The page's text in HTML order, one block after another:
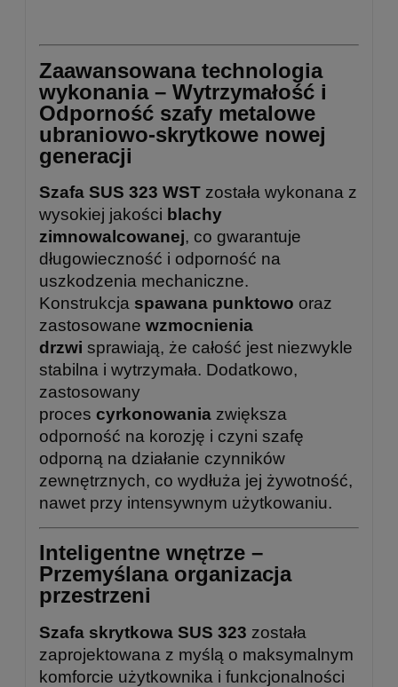
Zaawansowana technologia
wykonania – Wytrzymałość i
Odporność szafy metalowe
ubraniowo-skrytkowe nowej
generacji
Szafa SUS 323 WST została wykonana z
wysokiej jakości blachy
zimnowalcowanej, co gwarantuje
długowieczność i odporność na
uszkodzenia mechaniczne.
Konstrukcja spawana punktowo oraz
zastosowane wzmocnienia
drzwi sprawiają, że całość jest niezwykle
stabilna i wytrzymała. Dodatkowo,
zastosowany
proces cyrkonowania zwiększa
odporność na korozję i czyni szafę
odporną na działanie czynników
zewnętrznych, co wydłuża jej żywotność,
nawet przy intensywnym użytkowaniu.
Inteligentne wnętrze –
Przemyślana organizacja
przestrzeni
Szafa skrytkowa SUS 323 została
zaprojektowana z myślą o maksymalnym
komforcie użytkownika i funkcjonalności